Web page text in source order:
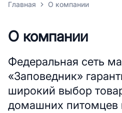
Главная О компании
О компании
Федеральная сеть
«Заповедник»
широкий выбор
домашних питомцев